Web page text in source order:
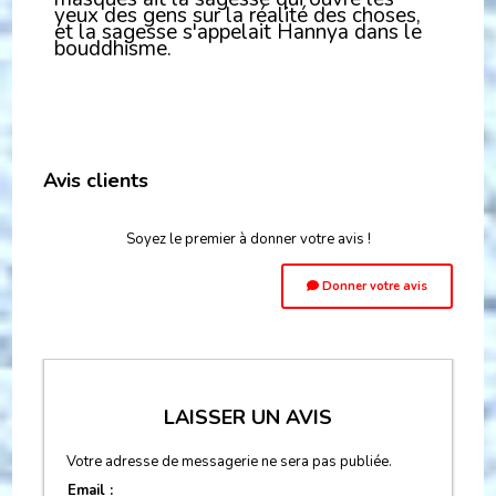
yeux des gens sur la réalité des choses,
et la sagesse s'appelait Hannya dans le
bouddhisme.
Avis clients
Soyez le premier à donner votre avis !
Donner votre avis
LAISSER UN AVIS
Votre adresse de messagerie ne sera pas publiée.
Email :